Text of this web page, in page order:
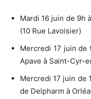
Mardi 16 juin de 9h
(10 Rue Lavoisier)
Mercredi 17 juin de
Apave à Saint-Cyr-
Mercredi 17 juin de
de Delpharm à